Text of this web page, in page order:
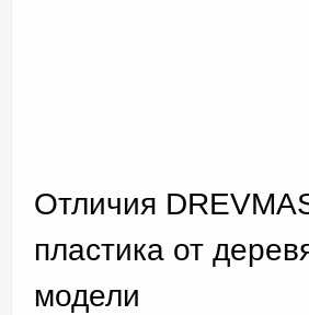
Отличия
пластика от
модели